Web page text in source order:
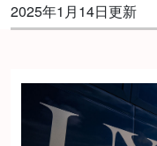
2025年1月14日更新